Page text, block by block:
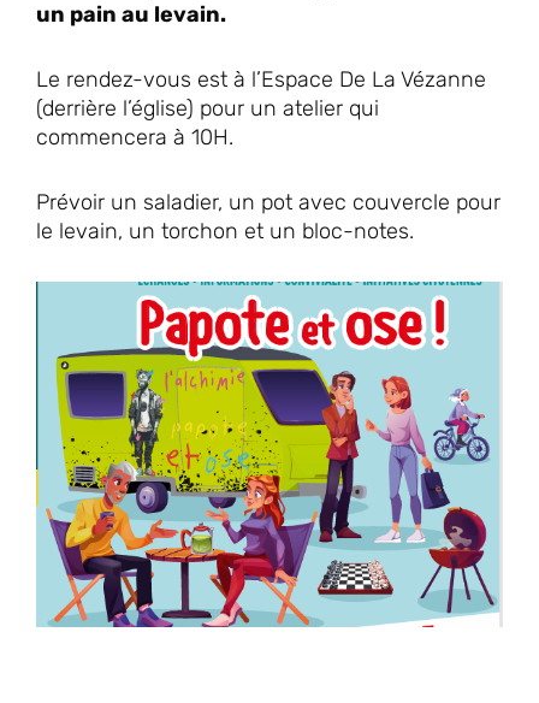
un pain au levain.
Le rendez-vous est à l’Espace De La Vézanne
(derrière l’église) pour un atelier qui
commencera à 10H.
Prévoir un saladier, un pot avec couvercle pour
le levain, un torchon et un bloc-notes.